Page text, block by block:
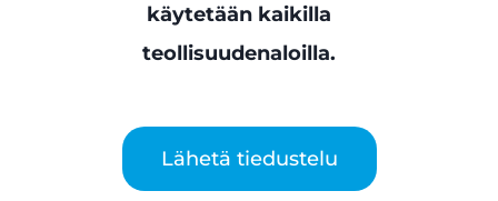
käytetään kaikilla
teollisuudenaloilla.
Lähetä tiedustelu